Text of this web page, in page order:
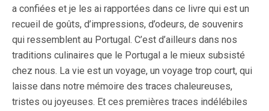
a confiées et je les ai rapportées dans ce livre qui est un
recueil de goûts, d’impressions, d’odeurs, de souvenirs
qui ressemblent au Portugal. C’est d’ailleurs dans nos
traditions culinaires que le Portugal a le mieux subsisté
chez nous. La vie est un voyage, un voyage trop court, qui
laisse dans notre mémoire des traces chaleureuses,
tristes ou joyeuses. Et ces premières traces indélébiles